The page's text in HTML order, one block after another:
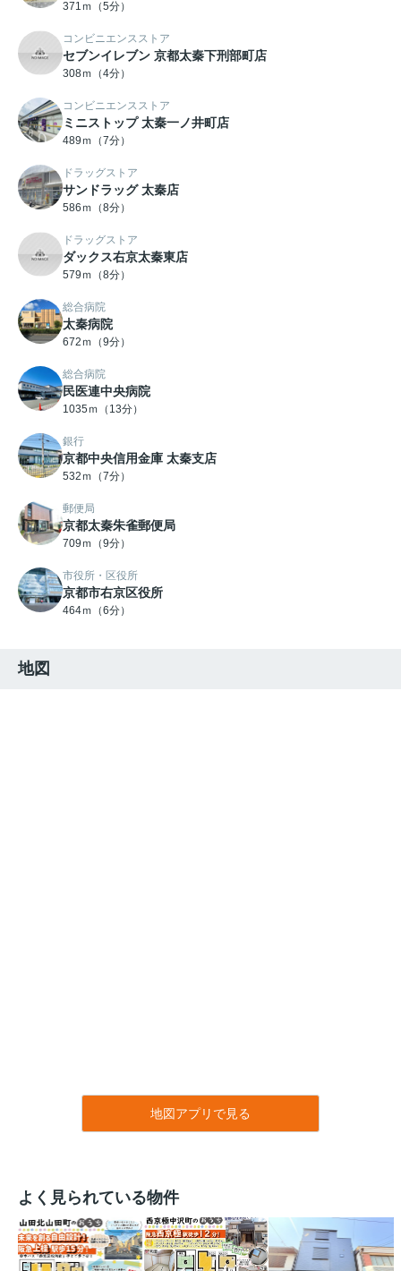
371ｍ（5分）
コンビニエンスストア
セブンイレブン 京都太秦下刑部町店
308ｍ（4分）
コンビニエンスストア
ミニストップ 太秦一ノ井町店
489ｍ（7分）
ドラッグストア
サンドラッグ 太秦店
586ｍ（8分）
ドラッグストア
ダックス右京太秦東店
579ｍ（8分）
総合病院
太秦病院
672ｍ（9分）
総合病院
民医連中央病院
1035ｍ（13分）
銀行
京都中央信用金庫 太秦支店
532ｍ（7分）
郵便局
京都太秦朱雀郵便局
709ｍ（9分）
市役所・区役所
京都市右京区役所
464ｍ（6分）
地図
地図アプリで見る
よく見られている物件